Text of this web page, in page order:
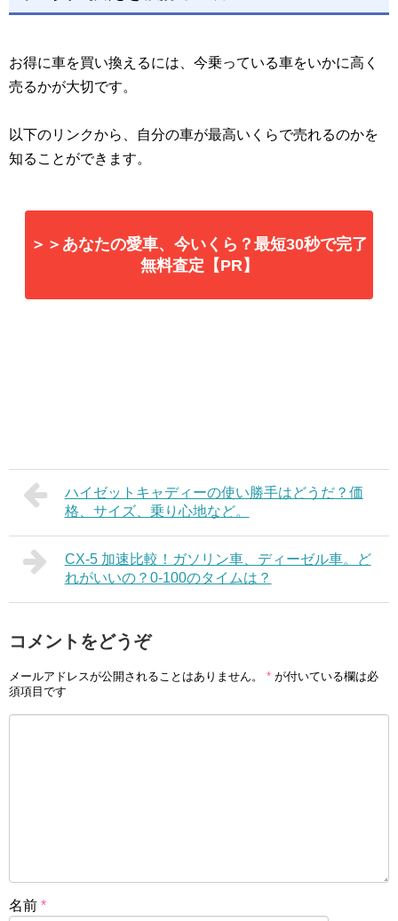
お得に車を買い換えるには、今乗っている車をいかに高く
売るかが大切です。
以下のリンクから、自分の車が最高いくらで売れるのかを
知ることができます。
＞＞あなたの愛車、今いくら？最短30秒で完了
無料査定【PR】
ハイゼットキャディーの使い勝手はどうだ？価
格、サイズ、乗り心地など。
CX-5 加速比較！ガソリン車、ディーゼル車。ど
れがいいの？0-100のタイムは？
コメントをどうぞ
メールアドレスが公開されることはありません。 * が付いている欄は必
須項目です
名前 *